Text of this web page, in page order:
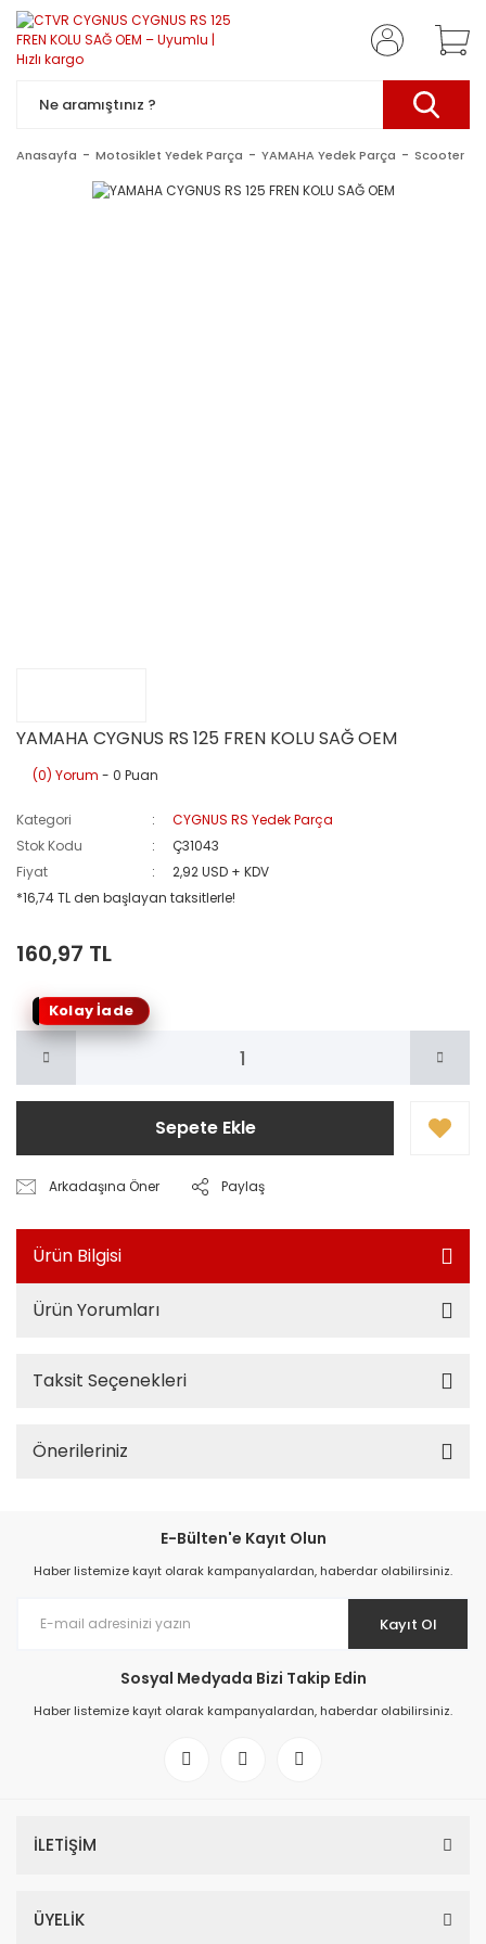
Anasayfa Motosiklet Yedek Parça YAMAHA Yedek Parça Scooter
YAMAHA CYGNUS RS 125 FREN KOLU SAĞ OEM
(0) Yorum - 0 Puan
Kategori
CYGNUS RS Yedek Parça
Stok Kodu
Ç31043
Fiyat
2,92 USD + KDV
*16,74 TL den başlayan taksitlerle!
160,97 TL
Kolay İade
Sepete Ekle
Arkadaşına Öner Paylaş
Ürün Bilgisi
Ürün Yorumları
Taksit Seçenekleri
Önerileriniz
E-Bülten'e Kayıt Olun
Haber listemize kayıt olarak kampanyalardan, haberdar olabilirsiniz.
Kayıt Ol
Sosyal Medyada Bizi Takip Edin
Haber listemize kayıt olarak kampanyalardan, haberdar olabilirsiniz.
İLETİŞİM
ÜYELİK